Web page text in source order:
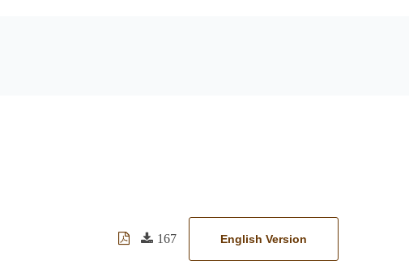
English Version
167